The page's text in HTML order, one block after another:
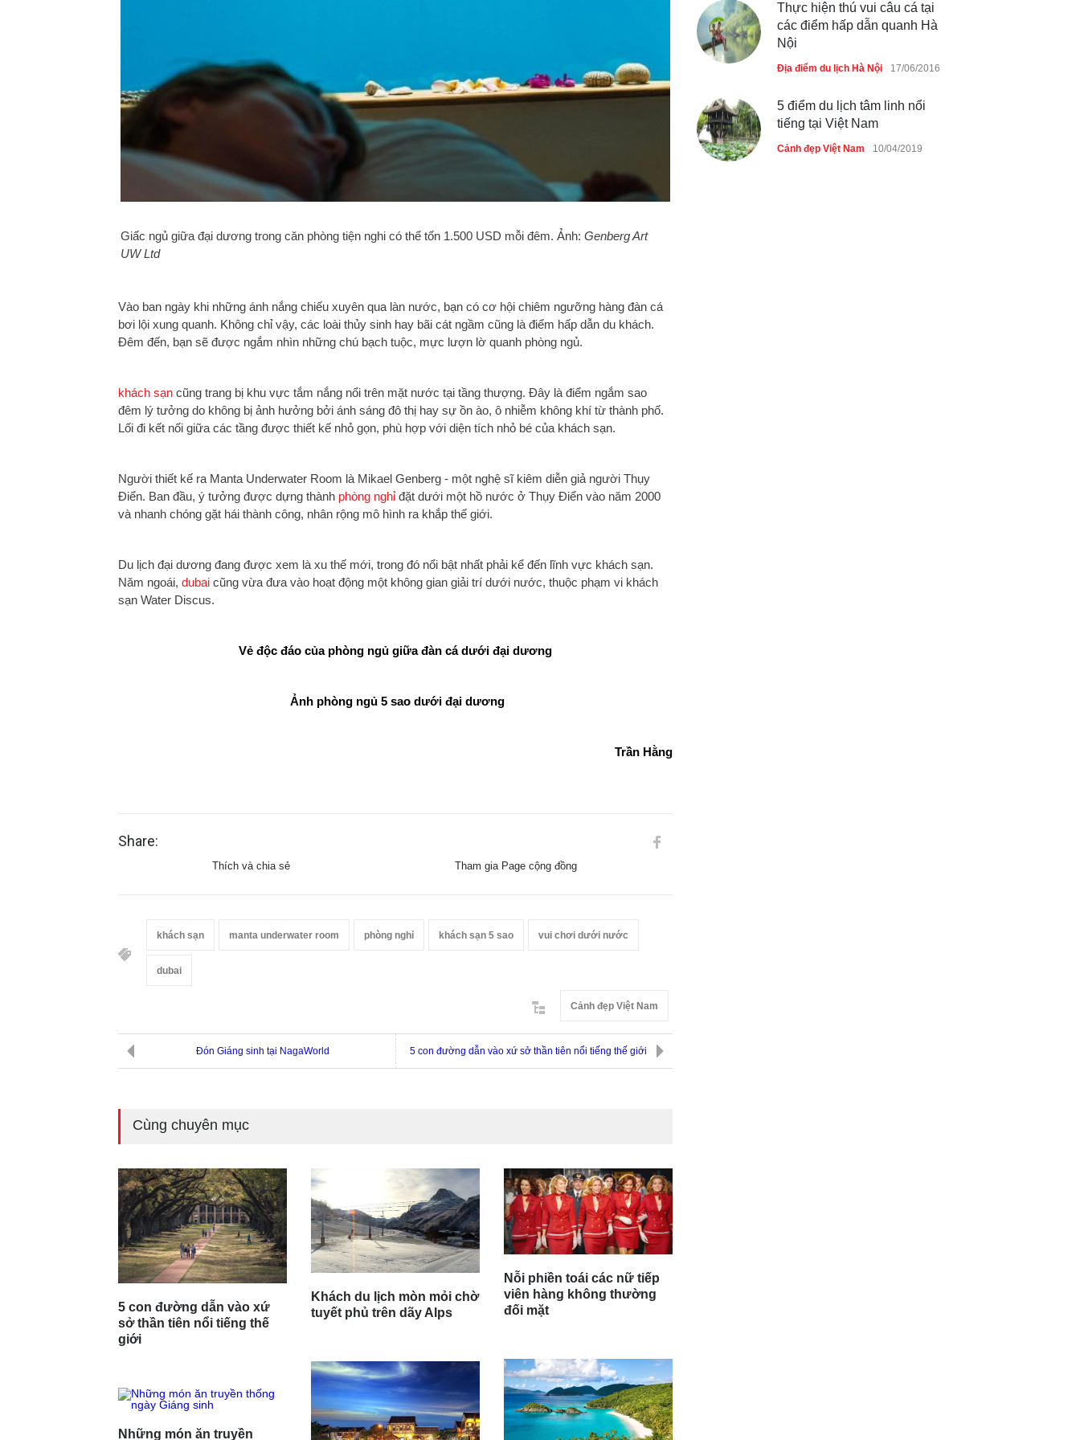
Giấc ngủ giữa đại dương trong căn phòng tiện nghi có thể tốn 1.500 USD mỗi đêm. Ảnh: Genberg Art
UW Ltd
Vào ban ngày khi những ánh nắng chiếu xuyên qua làn nước, bạn có cơ hội chiêm ngưỡng hàng đàn cá
bơi lội xung quanh. Không chỉ vậy, các loài thủy sinh hay bãi cát ngầm cũng là điểm hấp dẫn du khách.
Đêm đến, bạn sẽ được ngắm nhìn những chú bạch tuộc, mực lượn lờ quanh phòng ngủ.
khách sạn cũng trang bị khu vực tắm nắng nổi trên mặt nước tại tầng thượng. Đây là điểm ngắm sao
đêm lý tưởng do không bị ảnh hưởng bởi ánh sáng đô thị hay sự ồn ào, ô nhiễm không khí từ thành phố.
Lối đi kết nối giữa các tầng được thiết kế nhỏ gọn, phù hợp với diện tích nhỏ bé của khách sạn.
Người thiết kế ra Manta Underwater Room là Mikael Genberg - một nghệ sĩ kiêm diễn giả người Thụy
Điển. Ban đầu, ý tưởng được dựng thành phòng nghỉđặt dưới một hồ nước ở Thụy Điển vào năm 2000
và nhanh chóng gặt hái thành công, nhân rộng mô hình ra khắp thế giới.
Du lịch đại dương đang được xem là xu thế mới, trong đó nổi bật nhất phải kể đến lĩnh vực khách sạn.
Năm ngoái, dubai cũng vừa đưa vào hoạt động một không gian giải trí dưới nước, thuộc phạm vi khách
sạn Water Discus.
Vẻ độc đáo của phòng ngủ giữa đàn cá dưới đại dương
Ảnh phòng ngủ 5 sao dưới đại dương
Trần Hằng
Share:
Thích và chia sẻ Tham gia Page cộng đồng
khách sạn manta underwater room phòng nghỉ khách sạn 5 sao vui chơi dưới nước
dubai
Cảnh đẹp Việt Nam
Đón Giáng sinh tại NagaWorld 5 con đường dẫn vào xứ sở thần tiên nổi tiếng thế giới
Cùng chuyên mục
5 con đường dẫn vào xứ
sở thần tiên nổi tiếng thế
giới
Những món ăn truyền
Khách du lịch mòn mỏi chờ
tuyết phủ trên dãy Alps
Nỗi phiền toái các nữ tiếp
viên hàng không thường
đối mặt
Thực hiện thú vui câu cá tại
các điểm hấp dẫn quanh Hà
Nội
Địa điểm du lịch Hà Nội 17/06/2016
5 điểm du lịch tâm linh nổi
tiếng tại Việt Nam
Cảnh đẹp Việt Nam 10/04/2019